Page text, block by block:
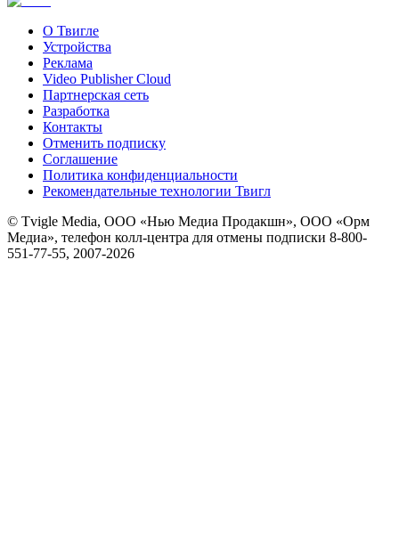
О Твигле
Устройства
Реклама
Video Publisher Cloud
Партнерская сеть
Разработка
Контакты
Отменить подписку
Соглашение
Политика конфиденциальности
Рекомендательные технологии Твигл
© Tvigle Media, ООО «Нью Медиа Продакшн», ООО «Орм
Медиа», телефон колл-центра для отмены подписки 8-800-
551-77-55, 2007-2026